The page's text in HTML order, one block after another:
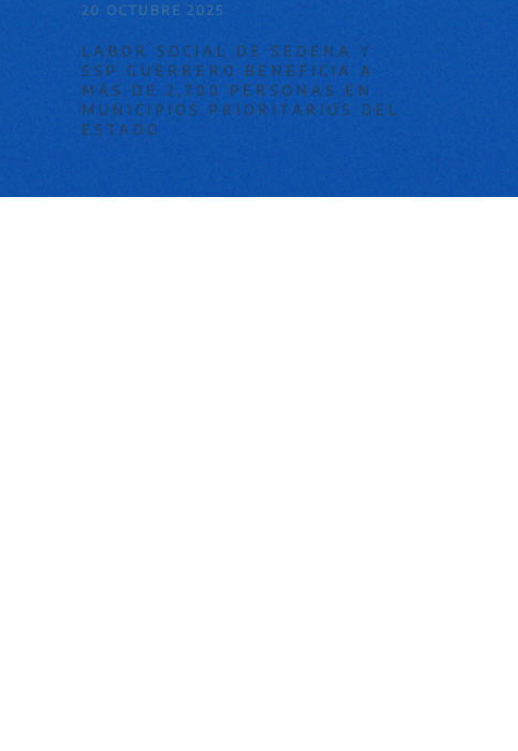
20 OCTUBRE 2025
LABOR SOCIAL DE SEDENA Y
SSP GUERRERO BENEFICIA A
MÁS DE 2,700 PERSONAS EN
MUNICIPIOS PRIORITARIOS DEL
ESTADO